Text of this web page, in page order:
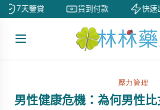
7天鑒賞 貨到付款 快速
壓力管理
男性健康危機：為何男性